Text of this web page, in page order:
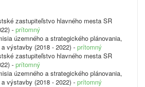
zastupiteľstvo hlavného mesta SR
- prítomný
územného a strategického plánovania,
výstavby (2018 - 2022) - prítomný
zastupiteľstvo hlavného mesta SR
- prítomný
územného a strategického plánovania,
výstavby (2018 - 2022) - prítomný